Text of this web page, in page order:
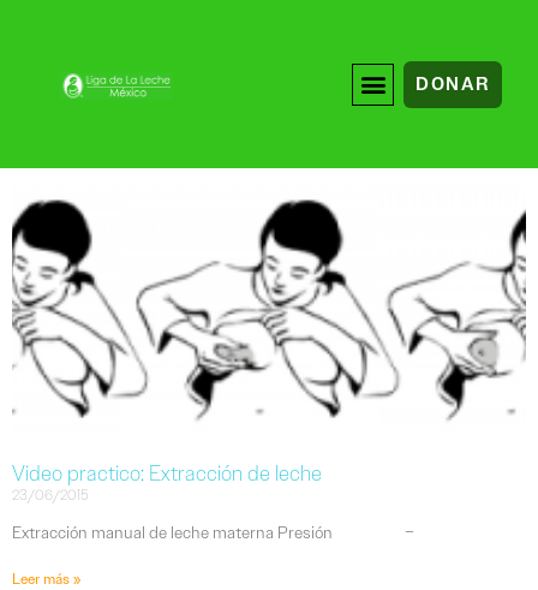
DONAR
Video practico: Extracción de leche
23/06/2015
Extracción manual de leche materna Presión –
Leer más »